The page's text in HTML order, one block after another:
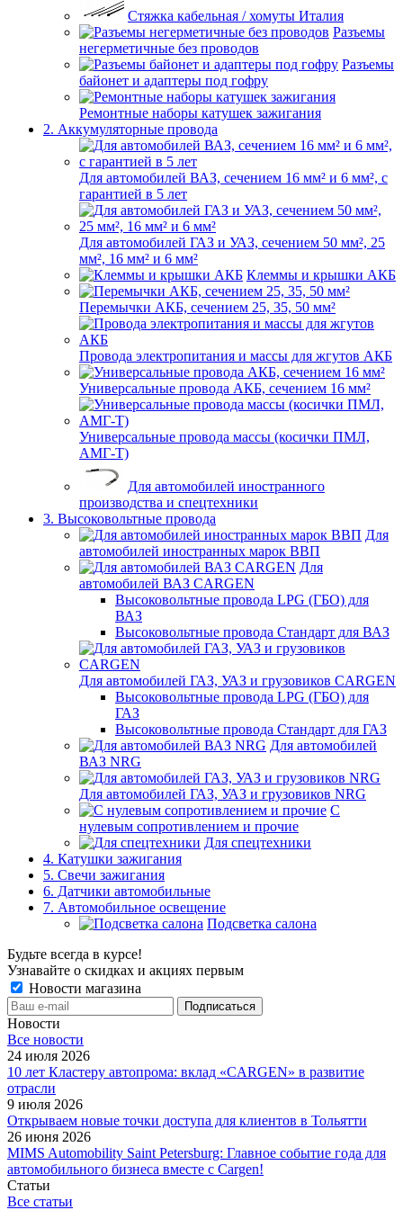
Стяжка кабельная / хомуты Италия
Разъемы
негерметичные без проводов
Разъемы
байонет и адаптеры под гофру
Ремонтные наборы катушек зажигания
2. Аккумуляторные провода
Для автомобилей ВАЗ, сечением 16 мм² и 6 мм², с
гарантией в 5 лет
Для автомобилей ГАЗ и УАЗ, сечением 50 мм², 25
мм², 16 мм² и 6 мм²
Клеммы и крышки АКБ
Перемычки АКБ, сечением 25, 35, 50 мм²
Провода электропитания и массы для жгутов АКБ
Универсальные провода АКБ, сечением 16 мм²
Универсальные провода массы (косички ПМЛ,
АМГ-Т)
Для автомобилей иностранного
производства и спецтехники
3. Высоковольтные провода
Для
автомобилей иностранных марок ВВП
Для
автомобилей ВАЗ CARGEN
Высоковольтные провода LPG (ГБО) для
ВАЗ
Высоковольтные провода Стандарт для ВАЗ
Для автомобилей ГАЗ, УАЗ и грузовиков CARGEN
Высоковольтные провода LPG (ГБО) для
ГАЗ
Высоковольтные провода Стандарт для ГАЗ
Для автомобилей
ВАЗ NRG
Для автомобилей ГАЗ, УАЗ и грузовиков NRG
С
нулевым сопротивлением и прочие
Для спецтехники
4. Катушки зажигания
5. Свечи зажигания
6. Датчики автомобильные
7. Автомобильное освещение
Подсветка салона
Будьте всегда в курсе!
Узнавайте о скидках и акциях первым
Новости магазина
Новости
Все новости
24 июля 2026
10 лет Кластеру автопрома: вклад «CARGEN» в развитие
отрасли
9 июля 2026
Открываем новые точки доступа для клиентов в Тольятти
26 июня 2026
MIMS Automobility Saint Petersburg: Главное событие года для
автомобильного бизнеса вместе с Cargen!
Статьи
Все статьи